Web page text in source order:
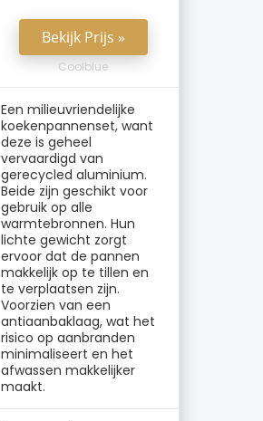
Bekijk Prijs »
Coolblue
Een milieuvriendelijke
koekenpannenset, want
deze is geheel
vervaardigd van
gerecycled aluminium.
Beide zijn geschikt voor
gebruik op alle
warmtebronnen. Hun
lichte gewicht zorgt
ervoor dat de pannen
makkelijk op te tillen en
te verplaatsen zijn.
Voorzien van een
antiaanbaklaag, wat het
risico op aanbranden
minimaliseert en het
afwassen makkelijker
maakt.